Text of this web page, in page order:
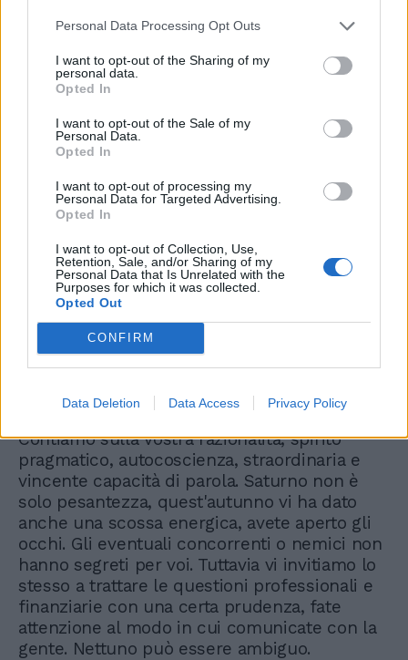
Personal Data Processing Opt Outs
I want to opt-out of the Sharing of my
personal data.
Opted In
I want to opt-out of the Sale of my
Personal Data.
Opted In
I want to opt-out of processing my
Personal Data for Targeted Advertising.
Opted In
I want to opt-out of Collection, Use,
Retention, Sale, and/or Sharing of my
Personal Data that Is Unrelated with the
Purposes for which it was collected.
Opted Out
CONFIRM
Data Deletion Data Access Privacy Policy
Sagittario
Nonostante una forte Luna in Leone, dovete
stare in guardia nel lavoro e avere cautela
nella salute. Il Sole, prima di lasciare il segno,
sabato, si scontra con Nettuno in Pesci. Fate
attenzione a quello che altri vi dicono perché
potreste andare incontro a inganni, non solo
nei rapporti professionali e di affari, ma
anche nelle relazioni private. Si esce da
questo quadro astrale, che è come un ring di
pugilato, non dando ascolto al vostro innato
idealismo, ottimismo.
Capricorno
Contiamo sulla vostra razionalità, spirito
pragmatico, autocoscienza, straordinaria e
vincente capacità di parola. Saturno non è
solo pesantezza, quest'autunno vi ha dato
anche una scossa energica, avete aperto gli
occhi. Gli eventuali concorrenti o nemici non
hanno segreti per voi. Tuttavia vi invitiamo lo
stesso a trattare le questioni professionali e
finanziarie con una certa prudenza, fate
attenzione al modo in cui comunicate con la
gente. Nettuno può essere ambiguo.